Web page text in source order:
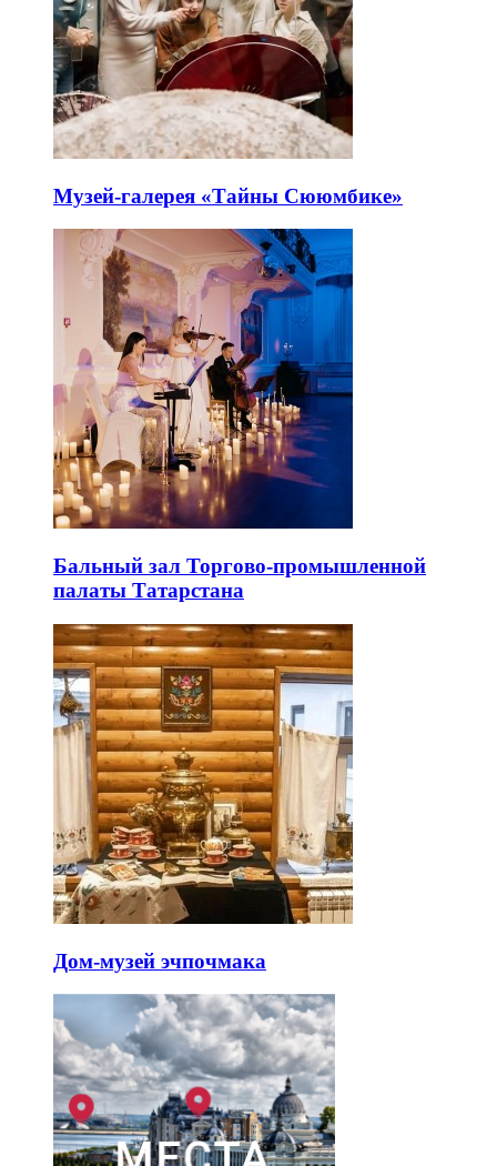
Музей-галерея «Тайны Сююмбике»
Бальный зал Торгово-промышленной
палаты Татарстана
Дом-музей эчпочмака